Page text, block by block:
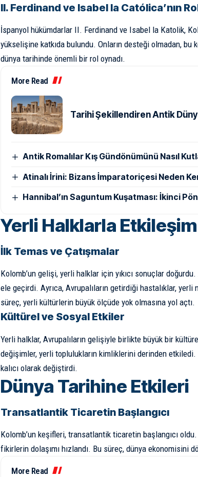
II. Ferdinand ve Isabel la Católica’nın
İspanyol hükümdarlar II. Ferdinand ve Isabel la Katolik,
yükselişine katkıda bulundu. Onların desteği olmadan,
dünya tarihinde önemli bir rol oynadı.
More Read
Tarihi Şekillendiren Antik
Antik Romalılar Kış Gündönümünü Nasıl
Atinalı İrini: Bizans İmparatoriçesi Neden
Hannibal’ın Saguntum Kuşatması: İkinci Pön
Yerli Halklarla Etkileşim
İlk Temas ve Çatışmalar
Kolomb’un gelişi, yerli halklar için yıkıcı sonuçlar
ele geçirdi. Ayrıca, Avrupalıların getirdiği hastalıklar, yerli
süreç, yerli kültürlerin büyük ölçüde yok olmasına yol açtı.
Kültürel ve Sosyal Etkiler
Yerli halklar, Avrupalıların gelişiyle birlikte büyük bir
değişimler, yerli toplulukların kimliklerini derinden etkiledi.
kalıcı olarak değiştirdi.
Dünya Tarihine Etkileri
Transatlantik Ticaretin Başlangıcı
Kolomb’un keşifleri, transatlantik ticaretin başlangıcı
fikirlerin dolaşımı hızlandı. Bu süreç, dünya ekonomisini
More Read